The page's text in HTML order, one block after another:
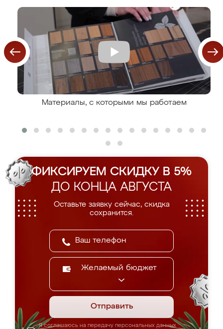
Материалы, с которыми мы работаем
ФИКСИРУЕМ СКИДКУ В 5%
ДО КОНЦА АВГУСТА
Оставьте заявку сейчас, скидка
сохранится.
Желаемый бюджет
Отправить
Я соглашаюсь на передачу персональных данных